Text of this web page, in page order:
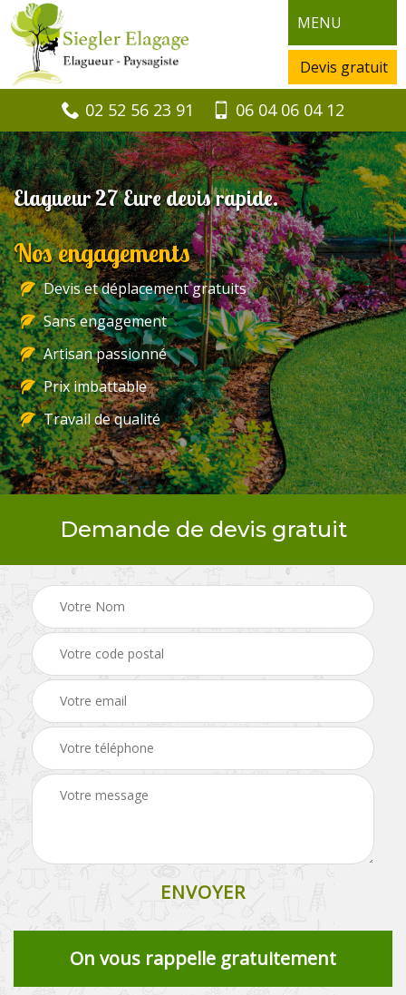
MENU
Devis gratuit
02 52 56 23 91 06 04 06 04 12
Elagueur 27 Eure devis rapide.
Nos engagements
Devis et déplacement gratuits
Sans engagement
Artisan passionné
Prix imbattable
Travail de qualité
Demande de devis gratuit
On vous rappelle gratuitement